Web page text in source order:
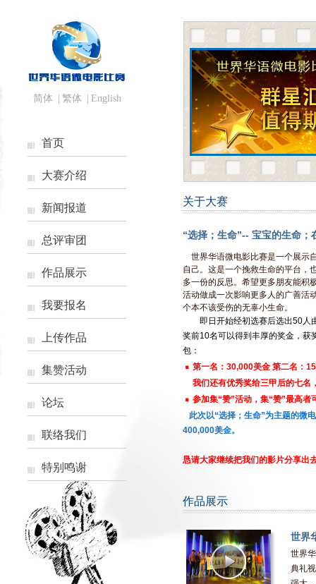
简体 繁体 English
首页
大赛介绍
新闻报道
总评审团
作品展示
我要报名
上传作品
集赞活动
论坛
联络我们
特别鸣谢
关于大赛
“选择；生命”-- 宝宝的生命；
世界华语微电影比赛是一个展示
自己。这是一个挽救生命的平台，
多一份的反思。 希望更多朋友能积
活动做成一次影响更多人的广善
个本不该受伤的无辜小生命。
即日开始经初选赛后选出50人
奖前10名可以得到丰厚的奖金，获
包：
· 第一名：30,000美金 第二名：
我们还有优秀奖给三甲后的七名
· 参加集“赞”活动，集“赞”最高者
此次以“选择；生命”为主题的微
400,000美金。
恳请大家继续把我们的影片分享出
·参赛作品必须保证为参赛者原创内
·参赛作品必须保证为参赛者原创
·参赛作品内容不得包括任何不良
作品展示
世界
典礼
世界
典礼